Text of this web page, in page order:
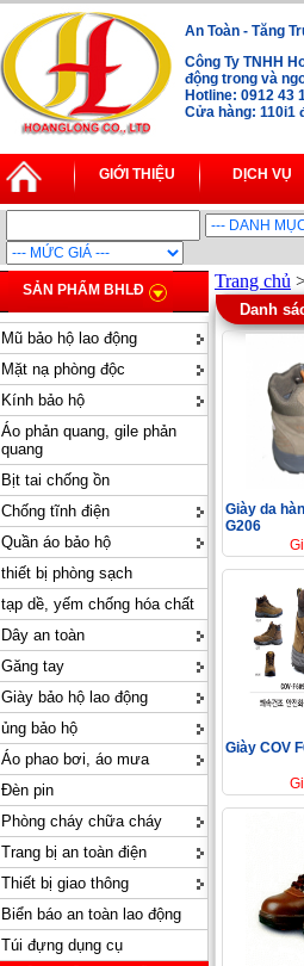
An Toàn - Tăng
Công Ty TNHH
động trong và
Hotline: 0912 43
Cửa hàng: 110i1
GIỚI THIỆU DỊCH VỤ
SẢN PHẨM BHLĐ
Mũ bảo hộ lao động
Mặt nạ phòng độc
Kính bảo hộ
Áo phản quang, gile phản
quang
Bịt tai chống ồn
Chống tĩnh điện
Quần áo bảo hộ
thiết bị phòng sạch
tạp dề, yếm chống hóa chất
Dây an toàn
Găng tay
Giày bảo hộ lao động
ủng bảo hộ
Áo phao bơi, áo mưa
Đèn pin
Phòng cháy chữa cháy
Trang bị an toàn điện
Thiết bị giao thông
Biển báo an toàn lao động
Túi đựng dụng cụ
Trang chủ
Danh
Giày da
G206
Giày COV